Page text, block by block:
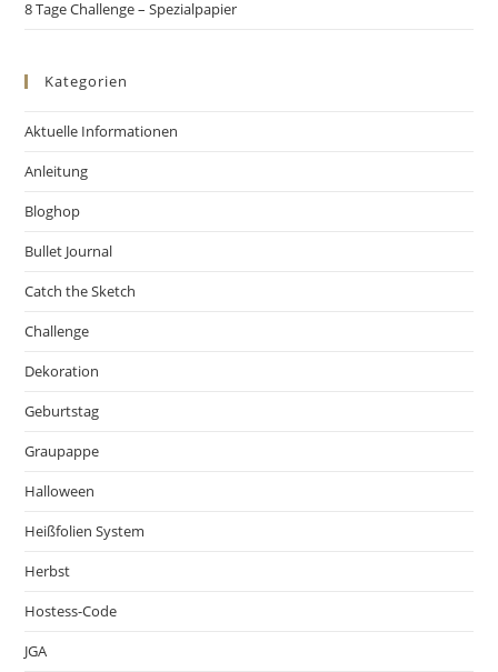
8 Tage Challenge – Spezialpapier
Kategorien
Aktuelle Informationen
Anleitung
Bloghop
Bullet Journal
Catch the Sketch
Challenge
Dekoration
Geburtstag
Graupappe
Halloween
Heißfolien System
Herbst
Hostess-Code
JGA